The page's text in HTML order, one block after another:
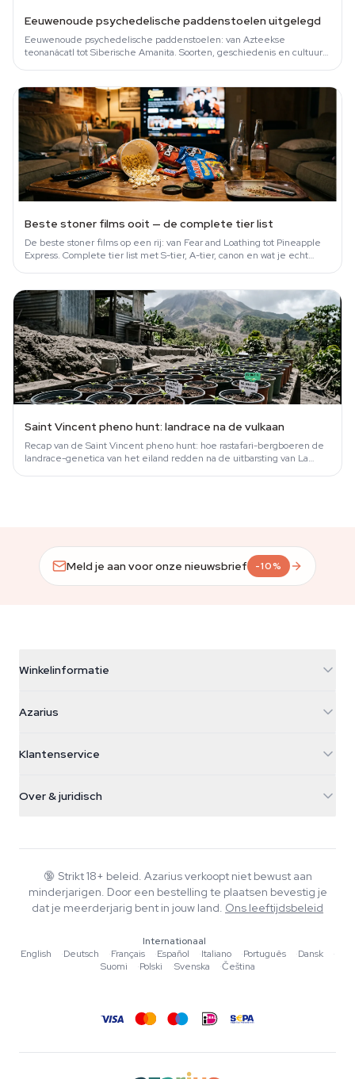
Eeuwenoude psychedelische paddenstoelen uitgelegd
Eeuwenoude psychedelische paddenstoelen: van Azteekse
teonanácatl tot Siberische Amanita. Soorten, geschiedenis en cultuur
Beste stoner films ooit — de complete tier list
De beste stoner films op een rij: van Fear and Loathing tot Pineapple
Express. Complete tier list met S-tier, A-tier, canon en wat je echt
Saint Vincent pheno hunt: landrace na de vulkaan
Recap van de Saint Vincent pheno hunt: hoe rastafari-bergboeren de
landrace-genetica van het eiland redden na de uitbarsting van La
Meld je aan voor onze nieuwsbrief -10%
Winkelinformatie
Galvaniweg 11
Nederland
+31(0)204897914
Azarius
Smokeshop
Klantenservice
Veelgestelde vragen
Privacybeleid
Over & juridisch
Wiki
Muziek
Redactionele normen
Tools & Calculators
🔞 Strikt 18+ beleid. Azarius verkoopt niet bewust aan
minderjarigen. Door een bestelling te plaatsen bevestig je
dat je meerderjarig bent in jouw land. Ons leeftijdsbeleid
Internationaal
English
·Deutsch ·Français ·Español ·Italiano ·Português ·Dansk
·
Suomi
·Polski ·Svenska ·Čeština